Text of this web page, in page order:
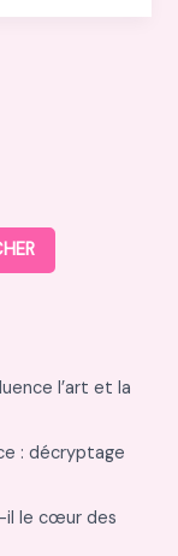
l’art et la
: décryptage
il le cœur des